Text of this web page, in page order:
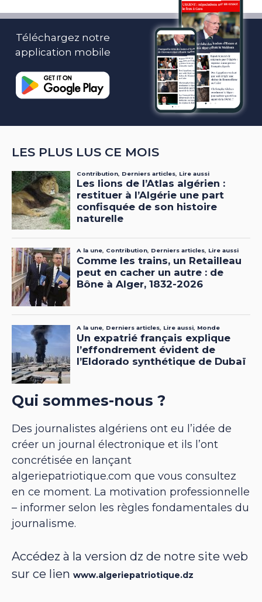
Téléchargez notre
application mobile
LES PLUS LUS CE MOIS
Qui sommes-nous ?
Des journalistes algériens ont eu l’idée de
créer un journal électronique et ils l’ont
concrétisée en lançant
algeriepatriotique.com que vous consultez
en ce moment. La motivation professionnelle
– informer selon les règles fondamentales du
journalisme.
Accédez à la version dz de notre site web
sur ce lien www.algeriepatriotique.dz